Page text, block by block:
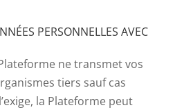
PERSONNELLES AVEC
ne transmet vos
tiers sauf cas
la Plateforme peut